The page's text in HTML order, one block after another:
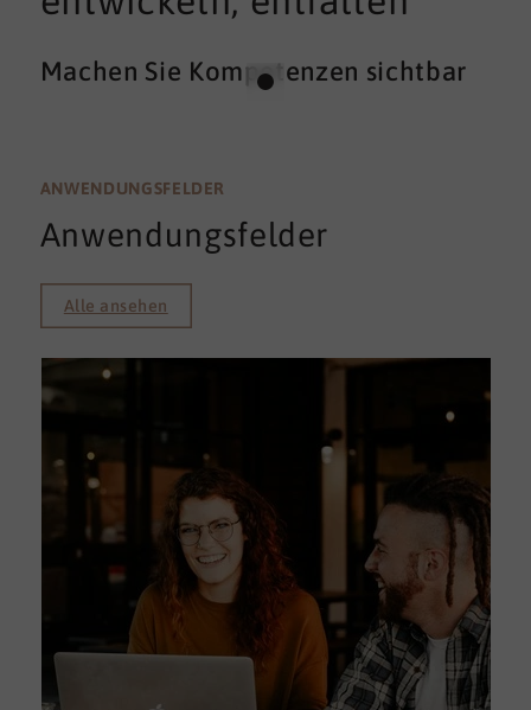
Machen Sie Kompetenzen sichtbar
ANWENDUNGSFELDER
Anwendungsfelder
Alle ansehen